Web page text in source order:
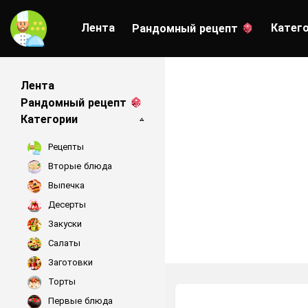
Лента Рандомный рецепт
Лента
Рандомный рецепт
Категории
Рецепты
Вторые блюда
Выпечка
Десерты
Закуски
Салаты
Заготовки
Торты
Первые блюда